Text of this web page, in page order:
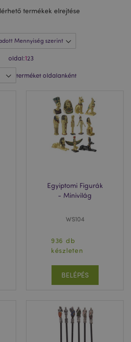
oldal:123
terméket oldalanként
Egyiptomi Figurák
- Minivilág
WS104
936 db
készleten
BELÉPÉS
termékek elrejtése